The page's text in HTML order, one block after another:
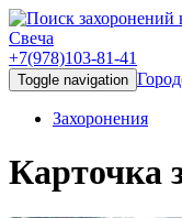
+7(978)103-81-41
Toggle navigation
Захоронения
Карточка